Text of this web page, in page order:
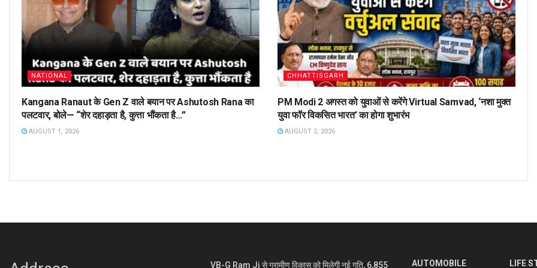
NATIONAL
Kangana Ranaut के Gen Z वाले बयान पर Ashutosh Rana का
पलटवार, बोले— “शेर दहाड़ता है, कुत्ता भौंकता है…”
AUGUST 1, 2026
CHHATTISGARH
PM Modi 2 अगस्त को युवाओं से करेंगे Virtual Samvad, ‘नशा मुक्त
युवा फॉर विकसित भारत’ का होगा शुभारंभ
AUGUST 2, 2026
VB-G Ram Ji से ग्रामीण विकास को मिलेगी नई गति, 6,855 AUTOMOBILE LIFE